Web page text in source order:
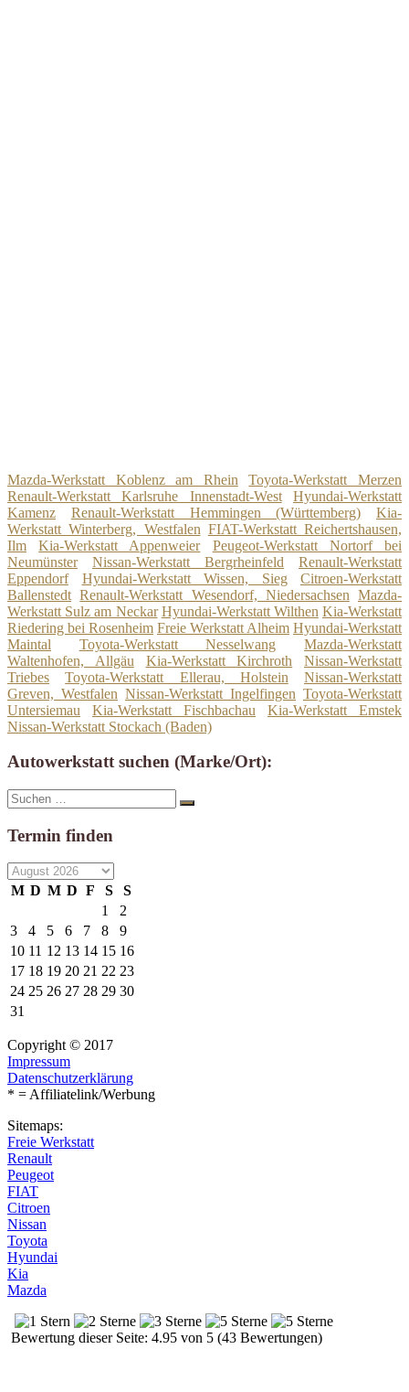
Mazda-Werkstatt Koblenz am Rhein
Toyota-Werkstatt Merzen
Renault-Werkstatt Karlsruhe Innenstadt-West
Hyundai-Werkstatt
Kamenz
Renault-Werkstatt Hemmingen (Württemberg)
Kia-
Werkstatt Winterberg, Westfalen FIAT-Werkstatt Reichertshausen,
Ilm
Kia-Werkstatt Appenweier
Peugeot-Werkstatt Nortorf bei
Neumünster
Nissan-Werkstatt Bergrheinfeld
Renault-Werkstatt
Eppendorf
Hyundai-Werkstatt Wissen, Sieg
Citroen-Werkstatt
Ballenstedt Renault-Werkstatt Wesendorf, Niedersachsen Mazda-
Werkstatt Sulz am Neckar Hyundai-Werkstatt Wilthen Kia-Werkstatt
Riedering bei Rosenheim Freie Werkstatt Alheim Hyundai-Werkstatt
Maintal
Toyota-Werkstatt Nesselwang
Mazda-Werkstatt
Waltenhofen, Allgäu
Kia-Werkstatt Kirchroth
Nissan-Werkstatt
Triebes
Toyota-Werkstatt Ellerau, Holstein
Nissan-Werkstatt
Greven, Westfalen Nissan-Werkstatt Ingelfingen Toyota-Werkstatt
Untersiemau
Kia-Werkstatt Fischbachau
Kia-Werkstatt Emstek
Nissan-Werkstatt Stockach (Baden)
Autowerkstatt suchen (Marke/Ort):
Suche
nach:
Suchen
Termin finden
M D M D F S
S
1
2
3
4 5 6 7 8
9
10 11 12 13 14 15 16
17 18 19 20 21 22 23
24 25 26 27 28 29 30
31
Copyright © 2017
Impressum
Datenschutzerklärung
* = Affiliatelink/Werbung
Sitemaps:
Freie Werkstatt
Renault
Peugeot
FIAT
Citroen
Nissan
Toyota
Hyundai
Kia
Mazda
Bewertung dieser Seite: 4.95 von 5 (43 Bewertungen)